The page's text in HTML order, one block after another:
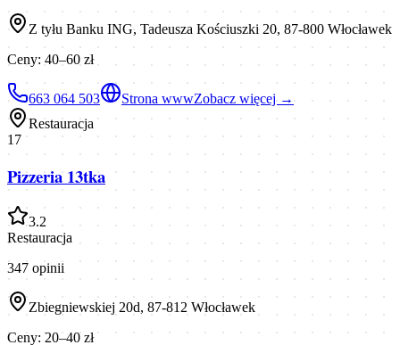
Z tyłu Banku ING, Tadeusza Kościuszki 20, 87-800 Włocławek
Ceny: 40–60 zł
663 064 503 Strona wwwZobacz więcej →
Restauracja
17
Pizzeria 13tka
3.2
Restauracja
347 opinii
Zbiegniewskiej 20d, 87-812 Włocławek
Ceny:20–40 zł